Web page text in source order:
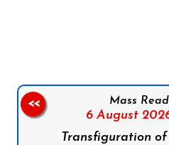
Mass
6 August
Transfiguration
<<